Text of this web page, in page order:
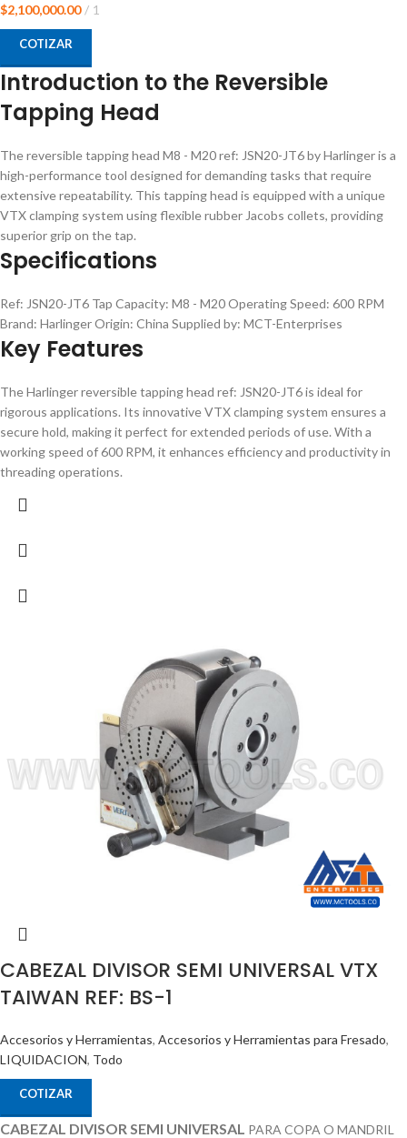
$2,100,000.00 1
COTIZAR
Introduction to the Reversible
Tapping Head
The reversible tapping head M8 - M20 ref: JSN20-JT6 by Harlinger is a
high-performance tool designed for demanding tasks that require
extensive repeatability. This tapping head is equipped with a unique
VTX clamping system using flexible rubber Jacobs collets, providing
superior grip on the tap.
Specifications
Ref: JSN20-JT6 Tap Capacity: M8 - M20 Operating Speed: 600 RPM
Brand: Harlinger Origin: China Supplied by: MCT-Enterprises
Key Features
The Harlinger reversible tapping head ref: JSN20-JT6 is ideal for
rigorous applications. Its innovative VTX clamping system ensures a
secure hold, making it perfect for extended periods of use. With a
working speed of 600 RPM, it enhances efficiency and productivity in
threading operations.
CABEZAL DIVISOR SEMI UNIVERSAL VTX
TAIWAN REF: BS-1
Accesorios y Herramientas, Accesorios y Herramientas para Fresado,
LIQUIDACION, Todo
COTIZAR
CABEZAL DIVISOR SEMI UNIVERSAL PARA COPA O MANDRIL